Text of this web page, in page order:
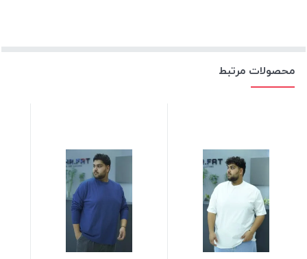
محصولات مرتبط